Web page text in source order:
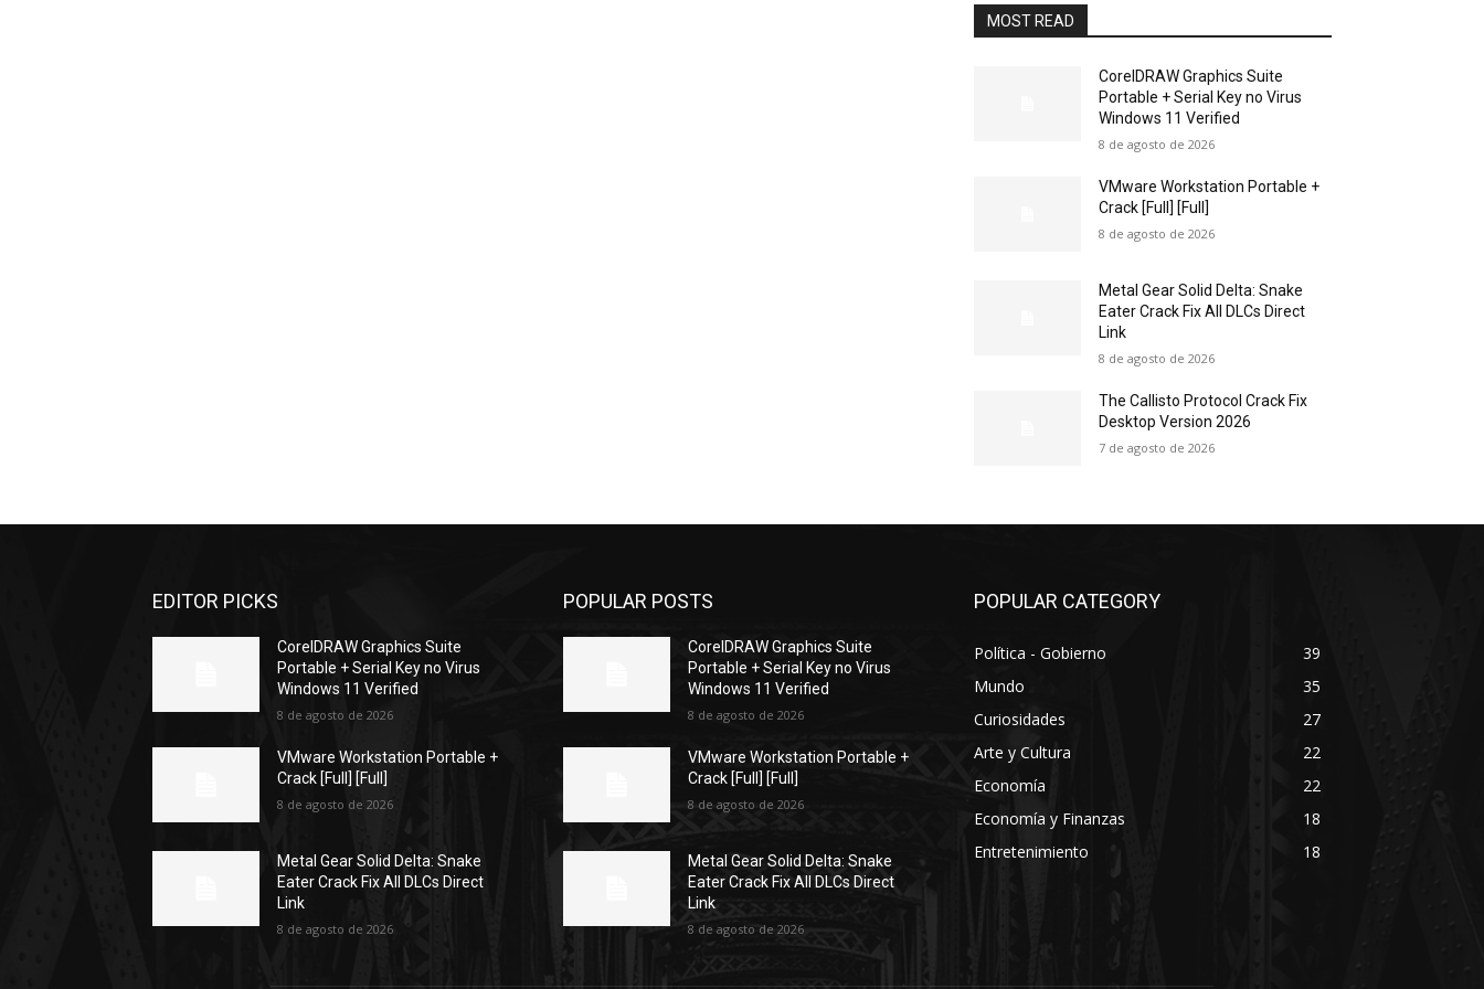
MOST READ
CorelDRAW Graphics Suite
Portable + Serial Key no Virus
Windows 11 Verified
8 de agosto de 2026
VMware Workstation Portable +
Crack [Full] [Full]
8 de agosto de 2026
Metal Gear Solid Delta: Snake
Eater Crack Fix All DLCs Direct
Link
8 de agosto de 2026
The Callisto Protocol Crack Fix
Desktop Version 2026
7 de agosto de 2026
EDITOR PICKS
CorelDRAW Graphics Suite
Portable + Serial Key no Virus
Windows 11 Verified
8 de agosto de 2026
VMware Workstation Portable +
Crack [Full] [Full]
8 de agosto de 2026
Metal Gear Solid Delta: Snake
Eater Crack Fix All DLCs Direct
Link
8 de agosto de 2026
POPULAR POSTS
CorelDRAW Graphics Suite
Portable + Serial Key no Virus
Windows 11 Verified
8 de agosto de 2026
VMware Workstation Portable +
Crack [Full] [Full]
8 de agosto de 2026
Metal Gear Solid Delta: Snake
Eater Crack Fix All DLCs Direct
Link
8 de agosto de 2026
POPULAR CATEGORY
Política - Gobierno
39
Mundo
35
Curiosidades
27
Arte y Cultura
22
Economía
22
Economía y Finanzas
18
Entretenimiento
18